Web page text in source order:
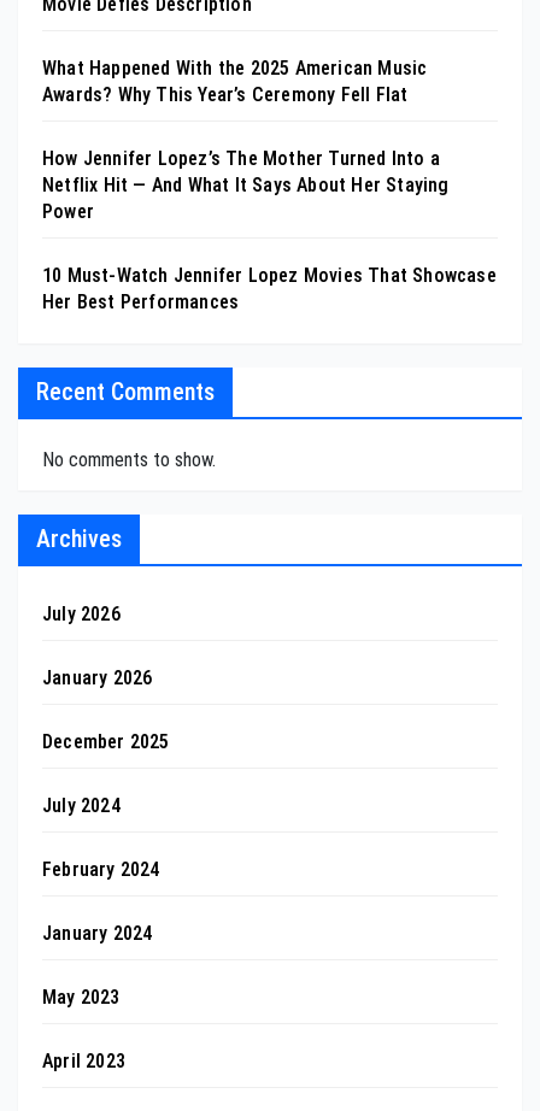
What Happened With the 2025 American Music
Awards? Why This Year’s Ceremony Fell Flat
How Jennifer Lopez’s The Mother Turned Into a
Netflix Hit — And What It Says About Her Staying
Power
10 Must-Watch Jennifer Lopez Movies That Showcase
Her Best Performances
Recent Comments
No comments to show.
Archives
July 2026
January 2026
December 2025
July 2024
February 2024
January 2024
May 2023
April 2023